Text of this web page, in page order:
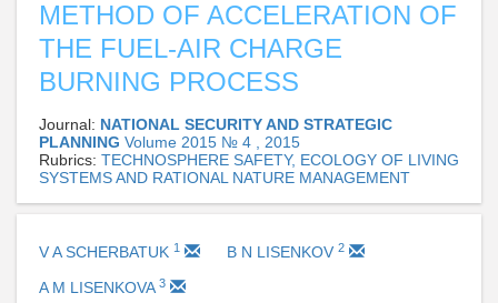
METHOD OF ACCELERATION OF
THE FUEL-AIR CHARGE
BURNING PROCESS
Journal: NATIONAL SECURITY AND STRATEGIC
PLANNING Volume 2015 № 4 , 2015
Rubrics: TECHNOSPHERE SAFETY, ECOLOGY OF LIVING
SYSTEMS AND RATIONAL NATURE MANAGEMENT
V A SCHERBATUK 1 B N LISENKOV 2
A M LISENKOVA 3